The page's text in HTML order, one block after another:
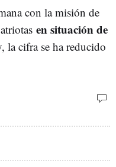
con la misión de
en situación de
la cifra se ha reducido